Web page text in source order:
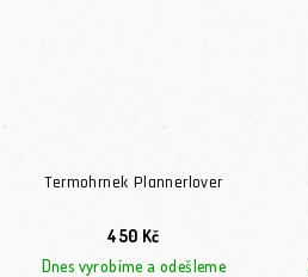
Termohrnek Plannerlover
450 Kč
Dnes vyrobíme a odešleme